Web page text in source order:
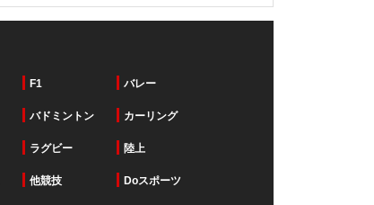
F1 バレー
バドミントン カーリング
ラグビー 陸上
他競技 Doスポーツ